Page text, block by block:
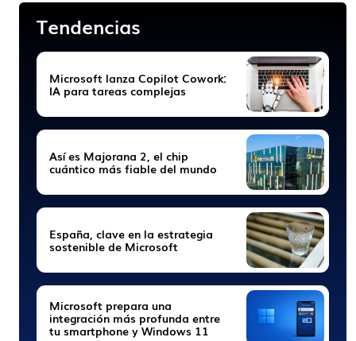
Tendencias
Microsoft lanza Copilot Cowork:
IA para tareas complejas
Así es Majorana 2, el chip
cuántico más fiable del mundo
España, clave en la estrategia
sostenible de Microsoft
Microsoft prepara una
integración más profunda entre
tu smartphone y Windows 11